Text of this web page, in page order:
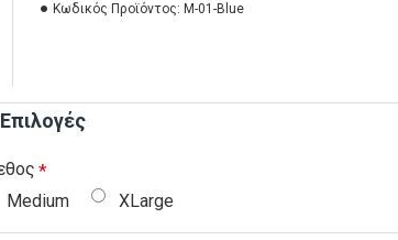
Κωδικός Προϊόντος: M-01-Blue
Medium XLarge